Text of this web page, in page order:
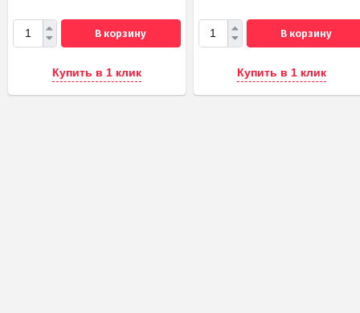
В корзину
Купить в 1 клик
В корзину
Купить в 1 клик